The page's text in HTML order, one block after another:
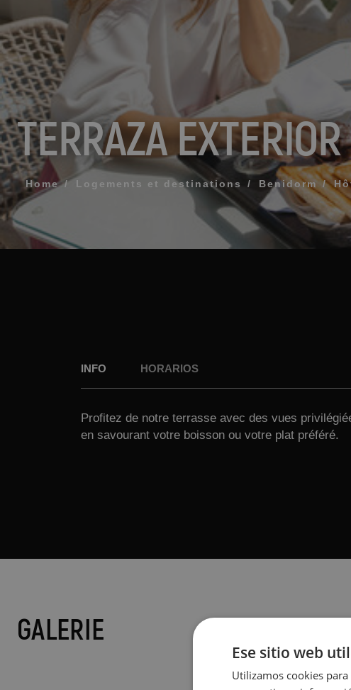
MESSAGE
HEURE PRÉFÉRÉE
J'accepte les
TERRAZA EXTERIOR
Home Logements et destinations Benidorm
INFO HORARIOS
Profitez de notre terrasse avec des vues
en savourant votre boisson ou votre plat préféré.
GALERIE
Ese sitio web
Utilizamos cookies